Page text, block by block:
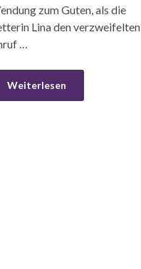
zum Guten, als die
Lina den verzweifelten
…
Weiterlesen